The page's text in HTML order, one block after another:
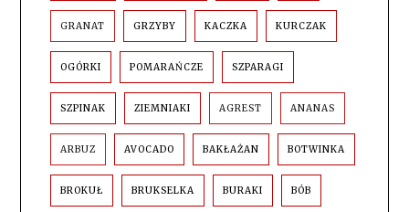
GRANAT GRZYBY KACZKA KURCZAK
OGÓRKI POMARAŃCZE SZPARAGI
SZPINAK ZIEMNIAKI AGREST ANANAS
ARBUZ AVOCADO BAKŁAŻAN BOTWINKA
BROKUŁ BRUKSELKA BURAKI BÓB